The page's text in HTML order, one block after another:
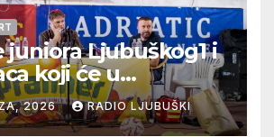
juniora Ljubuškog1 i
koji će u
susretu
prvom mjestu u
2026 RADIO LJUBUŠKI